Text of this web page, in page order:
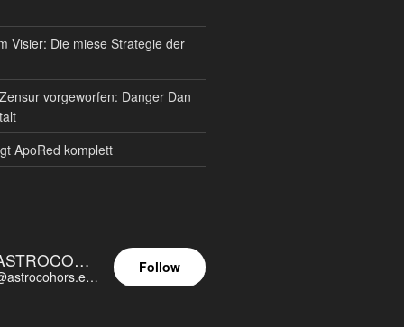
Visier: Die miese Strategie der
vorgeworfen: Danger Dan
ApoRed komplett
ASTROCOHORS EUNOIA ULTIMA
@astrocohors.eu@astrocohors.eu
Follow